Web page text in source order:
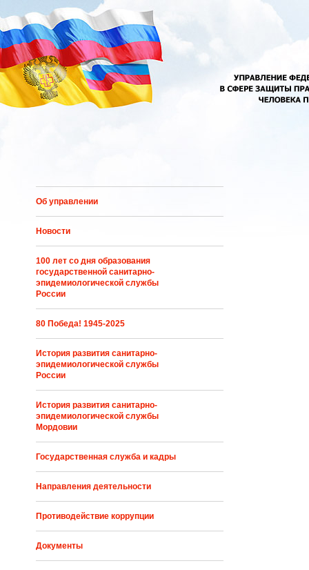
Перейти к основному содержанию
Об управлении
Новости
100 лет со дня образования
государственной санитарно-
эпидемиологической службы
России
80 Победа! 1945-2025
История развития санитарно-
эпидемиологической службы
России
История развития санитарно-
эпидемиологической службы
Мордовии
Государственная служба и кадры
Направления деятельности
Противодействие коррупции
Документы